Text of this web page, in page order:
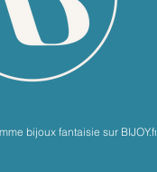
bijoux fantaisie sur BIJOY.fr